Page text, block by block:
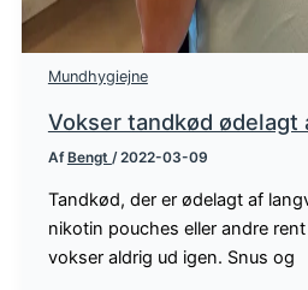
Mundhygiejne
Vokser tandkød ødelagt
AfBengt /2022-03-09
Tandkød, der er ødelagt af
nikotin pouches eller andre
vokser aldrig ud igen. Snus og